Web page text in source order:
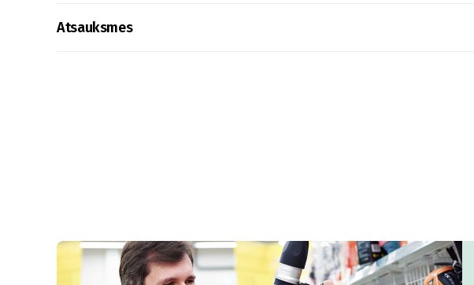
Atsauksmes